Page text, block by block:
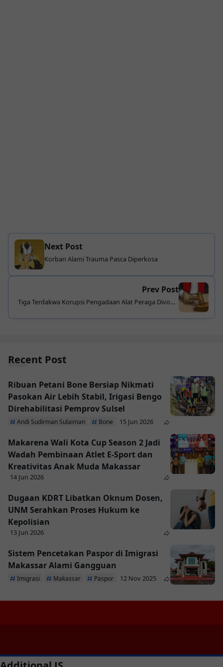
Next Post
Korban Alami Trauma Pasca Diperkosa
Prev Post
Tiga Terdakwa Korupsi Pengadaan Alat Peraga Divonis
Recent Post
Ribuan Petani Bone Bersiap Nikmati
Pasokan Air Lebih Stabil, Irigasi Bengo
Direhabilitasi Pemprov Sulsel
Andi Sudirman Sulaiman Bone 15 Jun 2026
Makarena Wali Kota Cup Season 2 Jadi
Wadah Pembinaan Atlet E-Sport dan
Kreativitas Anak Muda Makassar
14 Jun 2026
Dugaan KDRT Libatkan Oknum Dosen,
UNM Serahkan Proses Hukum ke
Kepolisian
13 Jun 2026
Sistem Pencetakan Paspor di Imigrasi
Makassar Alami Gangguan
Imigrasi Makassar Paspor 12 Nov 2025